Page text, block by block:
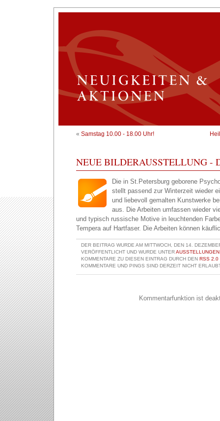
« Samstag 10.00 - 18.00 Uhr!
NEUE BILDERAUSSTELLUNG -
Die in St.Petersburg geborene
stellt passend zur Winterzeit wieder
und liebevoll gemalten Kunstwerke
aus. Die Arbeiten umfassen wieder
und typisch russische Motive in leuchtenden
Tempera auf Hartfaser. Die Arbeiten können
DER BEITRAG WURDE AM MITTWOCH, DEN 14.
VERÖFFENTLICHT UND WURDE UNTERAUSSTELLUNGEN
KOMMENTARE ZU DIESEN EINTRAG DURCH DEN RSS 2.0
KOMMENTARE UND PINGS SIND DERZEIT NICHT
Kommentarfunktion ist